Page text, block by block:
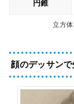
円錐
立方
顔のデッサン